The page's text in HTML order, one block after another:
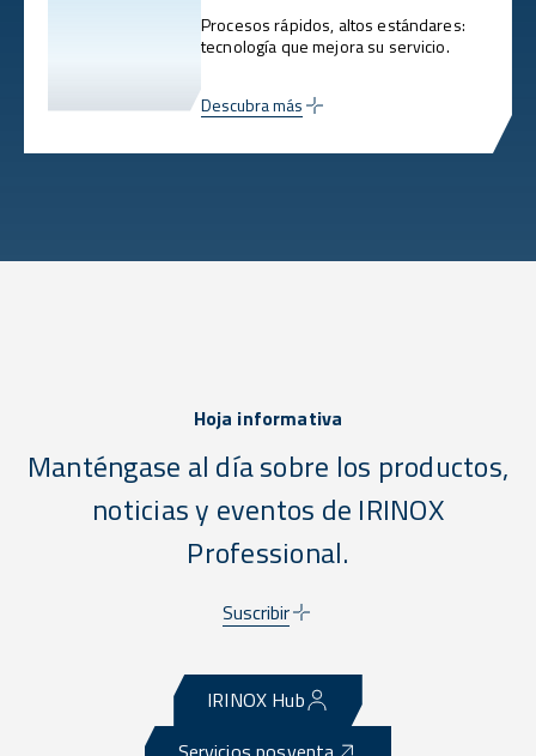
Procesos rápidos, altos estándares:
tecnología que mejora su servicio.
Descubra más
Hoja informativa
Manténgase al día sobre los productos,
noticias y eventos de IRINOX
Professional.
Suscribir
IRINOX Hub